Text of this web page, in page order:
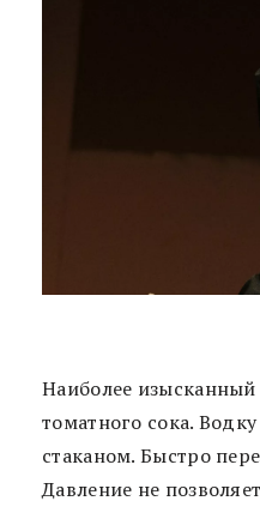
Наиболее
томатного сока.
стаканом. Быстро
Давление не